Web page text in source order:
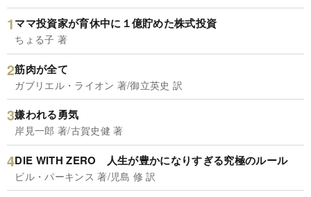
ママ投資家が育休中に１億貯めた株式投資
ちょる子 著
筋肉が全て
ガブリエル・ライオン 著/御立英史 訳
嫌われる勇気
岸見一郎 著/古賀史健 著
DIE WITH ZERO 人生が豊かになりすぎる究極のルール
ビル・パーキンス 著/児島 修 訳